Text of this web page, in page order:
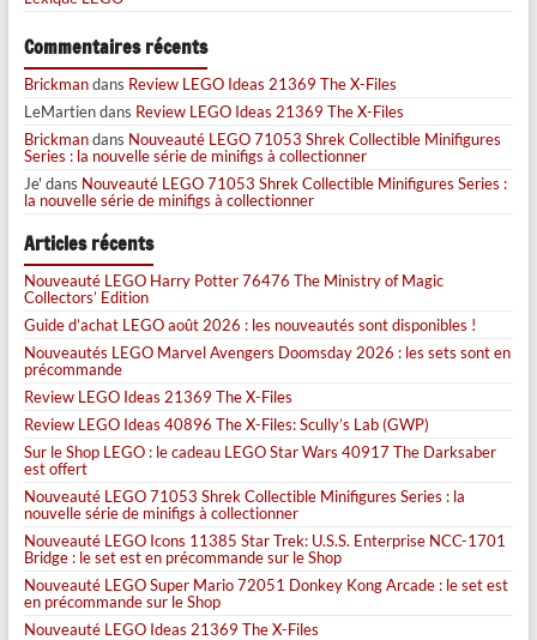
Commentaires récents
Brickmandans Review LEGO Ideas 21369 The X-Files
LeMartiendans Review LEGO Ideas 21369 The X-Files
Brickmandans Nouveauté LEGO 71053 Shrek Collectible Minifigures
Series : la nouvelle série de minifigs à collectionner
Je' dans Nouveauté LEGO 71053 Shrek Collectible Minifigures Series :
la nouvelle série de minifigs à collectionner
Articles récents
Nouveauté LEGO Harry Potter 76476 The Ministry of Magic
Collectors’ Edition
Guide d’achat LEGO août 2026 : les nouveautés sont disponibles !
Nouveautés LEGO Marvel Avengers Doomsday 2026 : les sets sont en
précommande
Review LEGO Ideas 21369 The X-Files
Review LEGO Ideas 40896 The X-Files: Scully’s Lab (GWP)
Sur le Shop LEGO : le cadeau LEGO Star Wars 40917 The Darksaber
est offert
Nouveauté LEGO 71053 Shrek Collectible Minifigures Series : la
nouvelle série de minifigs à collectionner
Nouveauté LEGO Icons 11385 Star Trek: U.S.S. Enterprise NCC-1701
Bridge : le set est en précommande sur le Shop
Nouveauté LEGO Super Mario 72051 Donkey Kong Arcade : le set est
en précommande sur le Shop
Nouveauté LEGO Ideas 21369 The X-Files